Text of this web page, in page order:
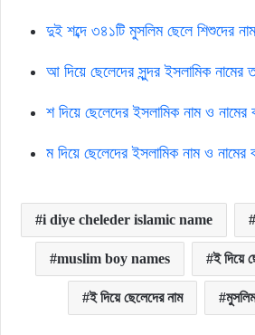
দুই শব্দে ৩৪১টি মুসলিম ছেলে শিশুদের
আ দিয়ে ছেলেদের সুন্দর ইসলামিক নামের
শ দিয়ে ছেলেদের ইসলামিক নাম ও নামের
ম দিয়ে ছেলেদের ইসলামিক নাম ও নামের
i diye cheleder islamic name
muslim boy names ই দিয়ে
ই দিয়ে ছেলেদের নাম